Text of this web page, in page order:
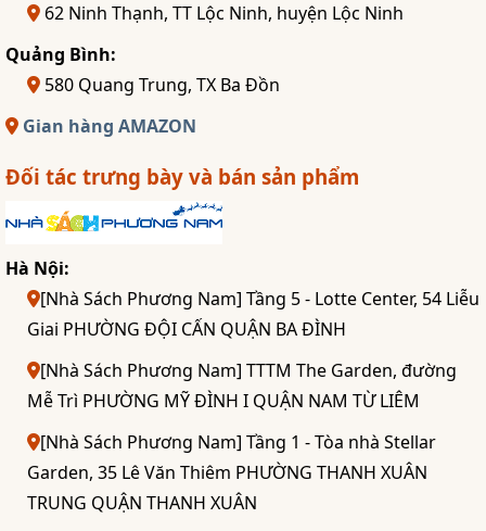
62 Ninh Thạnh, TT Lộc Ninh, huyện Lộc Ninh
Quảng Bình:
580 Quang Trung, TX Ba Đồn
Gian hàng AMAZON
Đối tác trưng bày và bán sản phẩm
Hà Nội:
[Nhà Sách Phương Nam] Tầng 5 - Lotte Center, 54 Liễu
Giai PHƯỜNG ĐỘI CẤN QUẬN BA ĐÌNH
[Nhà Sách Phương Nam] TTTM The Garden, đường
Mễ Trì PHƯỜNG MỸ ĐÌNH I QUẬN NAM TỪ LIÊM
[Nhà Sách Phương Nam] Tầng 1 - Tòa nhà Stellar
Garden, 35 Lê Văn Thiêm PHƯỜNG THANH XUÂN
TRUNG QUẬN THANH XUÂN